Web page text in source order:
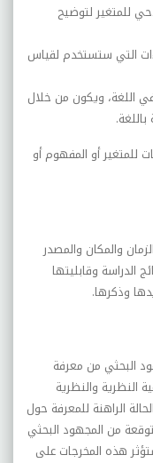
للمتغير لتوضيح
التي ستستخدم لقياس
اللغة، ويكون من خلال
للمتغير أو المفهوم أو
والمكان والمصدر
الدراسة وقابليتها
وذكرها.
البحثي من معرفة
النظرية والنظرية
الراهنة للمعرفة حول
من المجهود البحثي
هذه المخرجات على